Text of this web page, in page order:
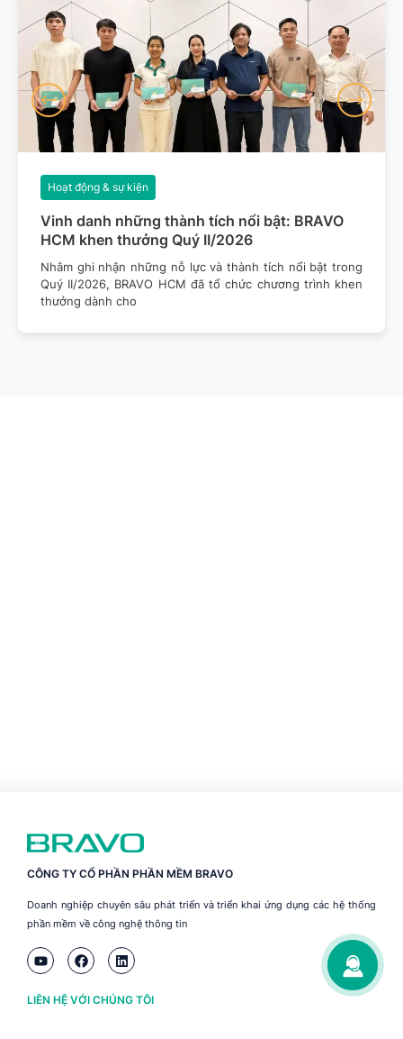
Vinh danh những thành tích nổi bật: BRAVO
HCM khen thưởng Quý II/2026
Hoạt động & sự kiện
Nhằm ghi nhận những nỗ lực và thành tích nổi bật trong
Quý II/2026, BRAVO HCM đã tổ chức chương trình khen
thưởng dành cho
CÔNG TY CỔ PHẦN PHẦN MỀM BRAVO
Doanh nghiệp chuyên sâu phát triển và triển khai ứng dụng các hệ thống
phần mềm về công nghệ thông tin
LIÊN HỆ VỚI CHÚNG TÔI